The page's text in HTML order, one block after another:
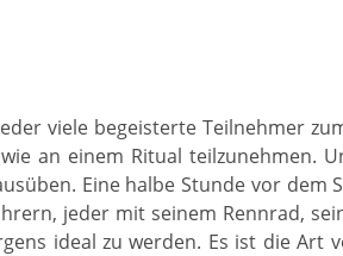
viele begeisterte Teilnehmer
an einem Ritual teilzunehmen.
Eine halbe Stunde vor
jeder mit seinem Rennrad,
ideal zu werden. Es ist die Art